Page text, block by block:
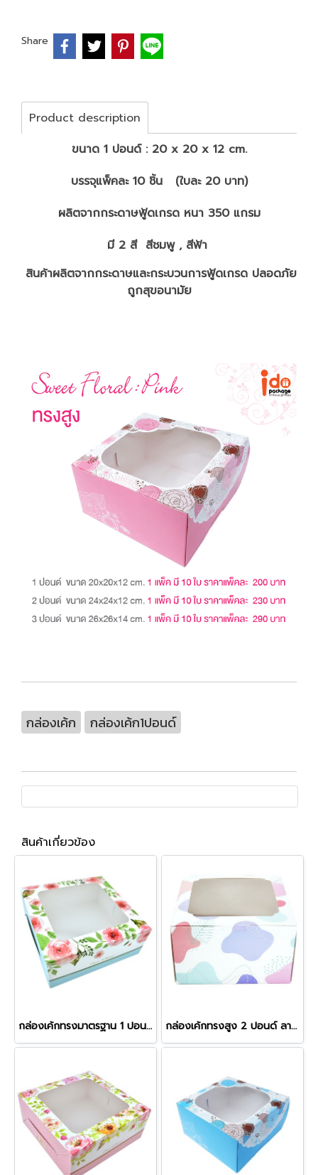
Share
Product description
ขนาด 1 ปอนด์ : 20 x 20 x 12 cm.
บรรจุแพ็คละ 10 ชิ้น (ใบละ 20 บาท)
ผลิตจากกระดาษฟู้ดเกรด หนา 350 แกรม
มี 2 สี สีชมพู , สีฟ้า
สินค้าผลิตจากกระดาษและกระบวนการฟู้ดเกรด ปลอดภัย
ถูกสุขอนามัย
กล่องเค้ก กล่องเค้ก1ปอนด์
สินค้าเกี่ยวข้อง
กล่องเค้กทรงมาตรฐาน 1 ปอนด์ ลาย Rosie กล่องเค้กทรงสูง 2 ปอนด์ ลาย Minimal